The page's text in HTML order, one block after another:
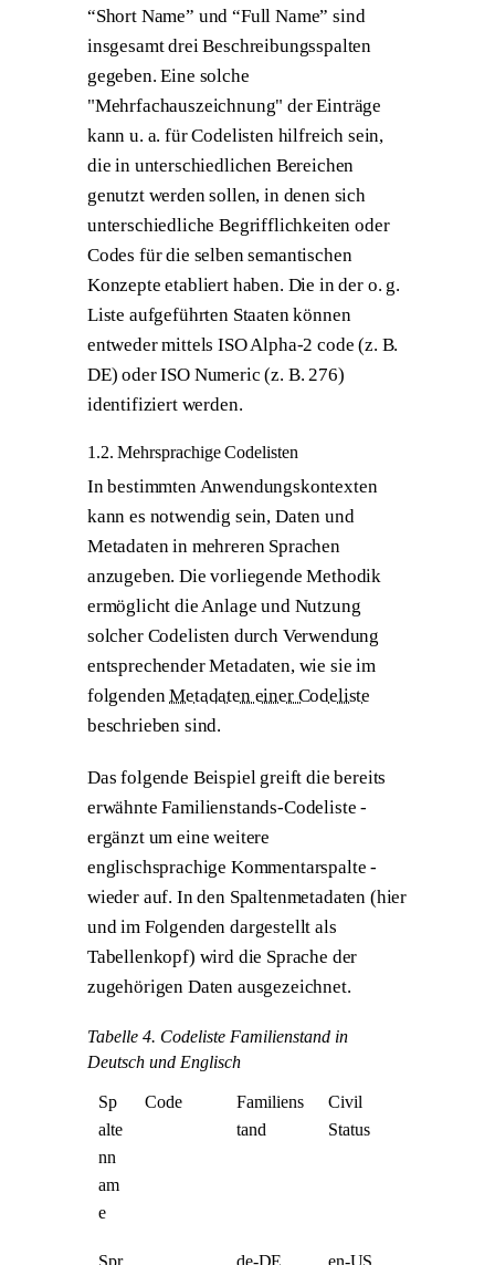
“Short Name” und “Full Name” sind
insgesamt drei Beschreibungsspalten
gegeben. Eine solche
"Mehrfachauszeichnung" der Einträge
kann u. a. für Codelisten hilfreich sein,
die in unterschiedlichen Bereichen
genutzt werden sollen, in denen sich
unterschiedliche Begrifflichkeiten oder
Codes für die selben semantischen
Konzepte etabliert haben. Die in der o. g.
Liste aufgeführten Staaten können
entweder mittels ISO Alpha-2 code (z. B.
DE) oder ISO Numeric (z. B. 276)
identifiziert werden.
1.2. Mehrsprachige Codelisten
In bestimmten Anwendungskontexten
kann es notwendig sein, Daten und
Metadaten in mehreren Sprachen
anzugeben. Die vorliegende Methodik
ermöglicht die Anlage und Nutzung
solcher Codelisten durch Verwendung
entsprechender Metadaten, wie sie im
folgendenMetadaten einer Codeliste
beschrieben sind.
Das folgende Beispiel greift die bereits
erwähnte Familienstands-Codeliste -
ergänzt um eine weitere
englischsprachige Kommentarspalte -
wieder auf. In den Spaltenmetadaten (hier
und im Folgenden dargestellt als
Tabellenkopf) wird die Sprache der
zugehörigen Daten ausgezeichnet.
Tabelle 4. Codeliste Familienstand in
Deutsch und Englisch
Sp
alte
nn
am
e
Code
Familiens
tand
Civil
Status
Spr de-DE en-US